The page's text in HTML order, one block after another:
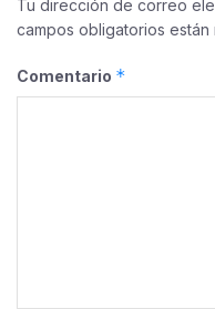
Tu dirección de correo
campos obligatorios están
Comentario *